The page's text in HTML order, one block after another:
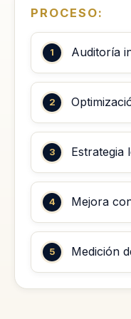
PROCESO:
Auditoría
Estrategia
Mejora
Medición